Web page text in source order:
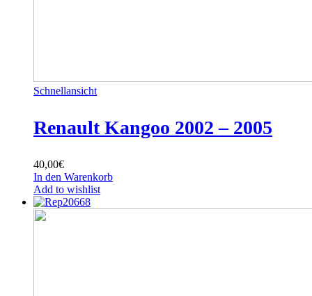
Schnellansicht
Renault Kangoo 2002 – 2005
40,00€
In den Warenkorb
Add to wishlist